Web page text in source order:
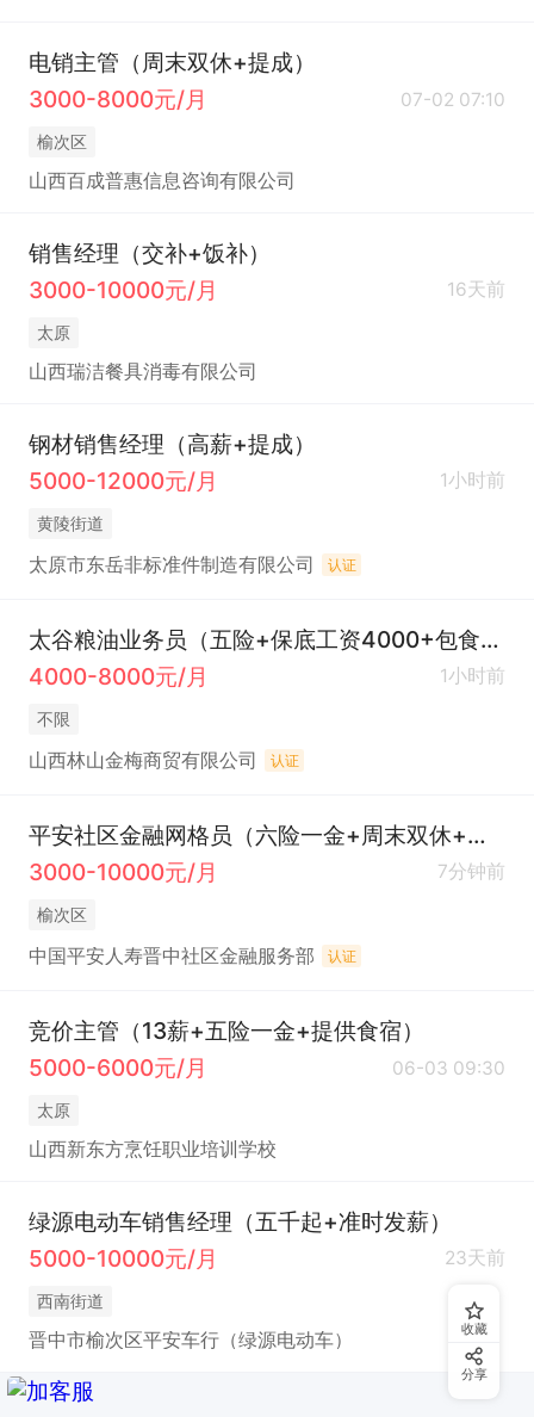
电销主管（周末双休+提成）
3000-8000元/月
07-02 07:10
榆次区
山西百成普惠信息咨询有限公司
销售经理（交补+饭补）
3000-10000元/月
16天前
太原
山西瑞洁餐具消毒有限公司
钢材销售经理（高薪+提成）
5000-12000元/月
1小时前
黄陵街道
太原市东岳非标准件制造有限公司 认证
太谷粮油业务员（五险+保底工资4000+包食宿）
4000-8000元/月
1小时前
不限
山西林山金梅商贸有限公司 认证
平安社区金融网格员（六险一金+周末双休+奖金）
3000-10000元/月
7分钟前
榆次区
中国平安人寿晋中社区金融服务部 认证
竞价主管（13薪+五险一金+提供食宿）
5000-6000元/月
06-03 09:30
太原
山西新东方烹饪职业培训学校
绿源电动车销售经理（五千起+准时发薪）
5000-10000元/月
23天前
西南街道
晋中市榆次区平安车行（绿源电动车） 收藏
分享